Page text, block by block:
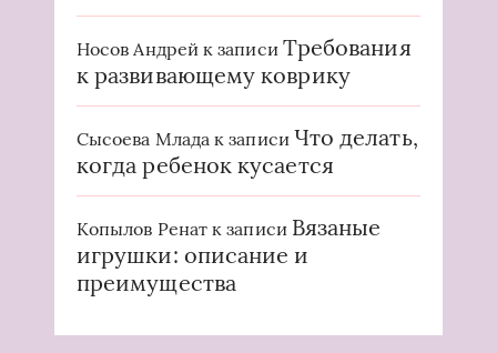
Носов Андрейк записи Требования
к развивающему коврику
Сысоева Млада к записи Что делать,
когда ребенок кусается
Копылов Ренат к записи Вязаные
игрушки: описание и
преимущества